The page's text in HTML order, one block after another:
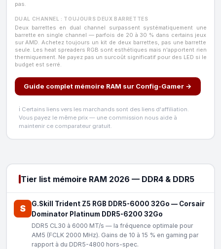
pas.
DUAL CHANNEL : TOUJOURS DEUX BARRETTES
Deux barrettes en dual channel surpassent systématiquement une
barrette en single channel — parfois de 20 à 30 % dans certains jeux
sur AMD. Achetez toujours un kit de deux barrettes, pas une barrette
seule. Les heat spreaders RGB sont esthétiques mais n'apportent rien
thermiquement. Ne payez pas un surcoût significatif pour des LED si le
budget est serré.
Guide complet mémoire RAM sur Config-Gamer →
ℹ️ Certains liens vers les marchands sont des liens d'affiliation.
Vous payez le même prix — une commission nous aide à
maintenir ce comparateur gratuit.
Tier list mémoire RAM 2026 — DDR4 & DDR5
S G.Skill Trident Z5 RGB DDR5-6000 32Go — Corsair
Dominator Platinum DDR5-6200 32Go
DDR5 CL30 à 6000 MT/s — la fréquence optimale pour
AM5 (FCLK 2000 MHz). Gains de 10 à 15 % en gaming par
rapport à du DDR5-4800 hors-spec.